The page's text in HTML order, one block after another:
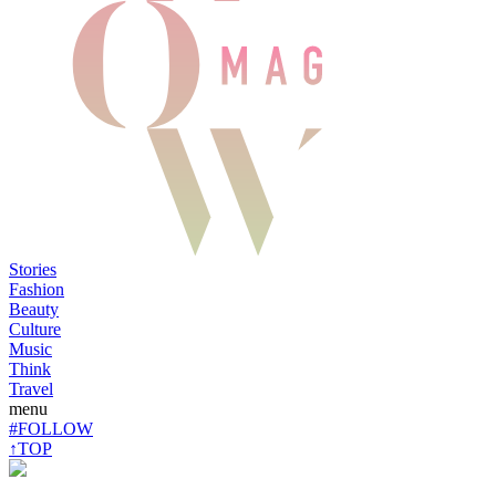
Stories
Fashion
Beauty
Culture
Music
Think
Travel
menu
#FOLLOW
↑TOP